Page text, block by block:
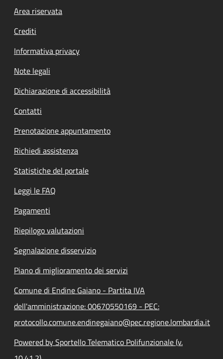
Footer menu
Area riservata
Crediti
Informativa privacy
Note legali
Dichiarazione di accessibilità
Contatti
Prenotazione appuntamento
Richiedi assistenza
Statistiche del portale
Leggi le FAQ
Pagamenti
Riepilogo valutazioni
Segnalazione disservizio
Piano di miglioramento dei servizi
Comune di Endine Gaiano - Partita IVA
dell'amministrazione: 00670550169 - PEC:
protocollo.comune.endinegaiano@pec.regione.lombardia.it
Powered by Sportello Telematico Polifunzionale (v.